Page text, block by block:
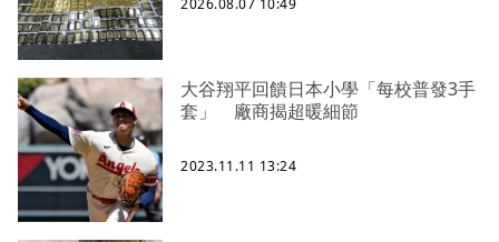
大谷翔平回饋日本小學「每校普發3手
套」 廠商揭超暖細節
2023.11.11 13:24